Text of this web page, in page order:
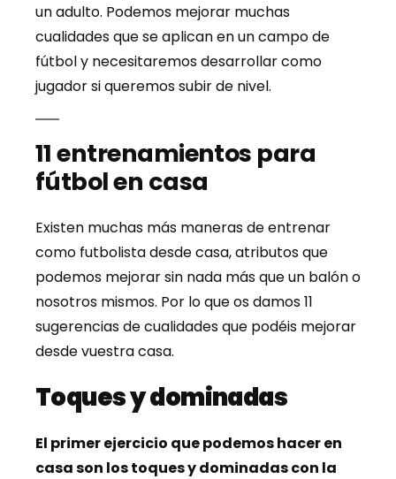
un adulto. Podemos mejorar muchas
cualidades que se aplican en un campo de
fútbol y necesitaremos desarrollar como
jugador si queremos subir de nivel.
11 entrenamientos para
fútbol en casa
Existen muchas más maneras de entrenar
como futbolista desde casa, atributos que
podemos mejorar sin nada más que un balón o
nosotros mismos. Por lo que os damos 11
sugerencias de cualidades que podéis mejorar
desde vuestra casa.
Toques y dominadas
El primer ejercicio que podemos hacer en
casa son los toques y dominadas con la